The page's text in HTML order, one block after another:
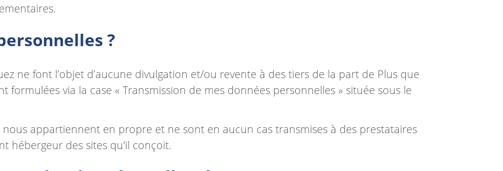
?
ne font l’objet d’aucune divulgation et/ou revente à des tiers de la part de Plus que
formulées via la case « Transmission de mes données personnelles » située sous le
appartiennent en propre et ne sont en aucun cas transmises à des prestataires
hébergeur des sites qu'il conçoit.